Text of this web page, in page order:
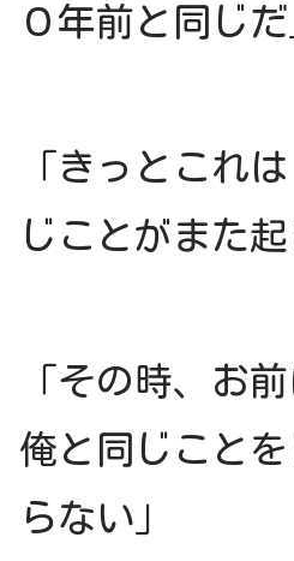
０年前と同じだ
「きっとこれ
じことがまた起
「その時、お
俺と同じこと
らない」